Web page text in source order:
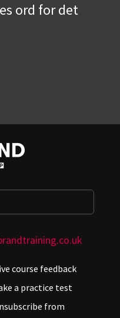
ord for det
course feedback
a practice test
from